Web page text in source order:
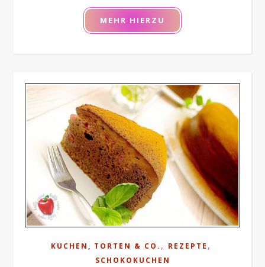
MEHR HIERZU
KUCHEN, TORTEN & CO. , REZEPTE ,
SCHOKOKUCHEN